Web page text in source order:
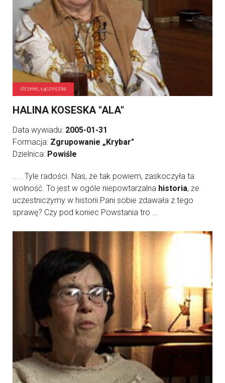
strzelec, Łączniczka
HALINA KOSESKA "ALA"
Data wywiadu: 2005-01-31
Formacja: Zgrupowanie „Krybar"
Dzielnica: Powiśle
... . Tyle radości. Nas, że tak powiem, zaskoczyła ta
wolność. To jest w ogóle niepowtarzalna historia, że
uczestniczymy w historii.Pani sobie zdawała z tego
sprawę? Czy pod koniec Powstania tro ...